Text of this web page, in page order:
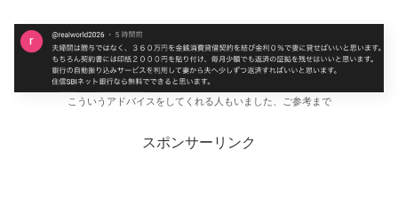
こういうアドバイスをしてくれる人もいました、ご参考まで
スポンサーリンク